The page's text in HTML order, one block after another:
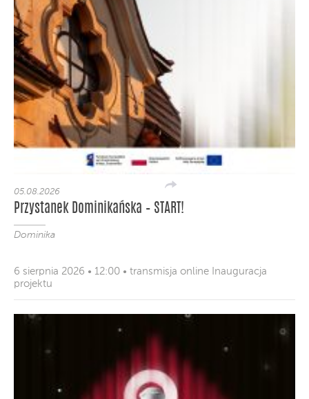
05.08.2026
Przystanek Dominikańska – START!
Dominika
6 sierpnia 2026 • 12:00 • transmisja online Inauguracja
projektu